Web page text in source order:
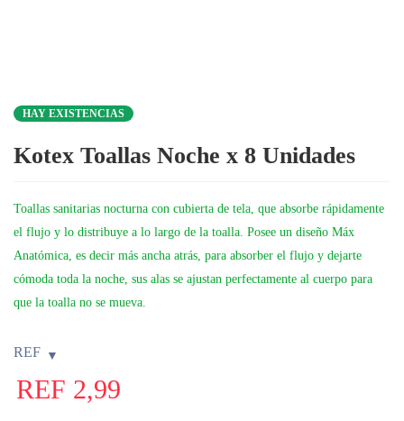
HAY EXISTENCIAS
Kotex Toallas Noche x 8 Unidades
Toallas sanitarias nocturna con cubierta de tela, que absorbe rápidamente
el flujo y lo distribuye a lo largo de la toalla. Posee un diseño Máx
Anatómica, es decir más ancha atrás, para absorber el flujo y dejarte
cómoda toda la noche, sus alas se ajustan perfectamente al cuerpo para
que la toalla no se mueva.
REF
REF 2,99